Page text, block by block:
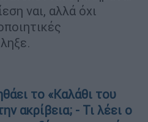
ναι, αλλά όχι
το «Καλάθι του
ακρίβεια; - Τι λέει ο